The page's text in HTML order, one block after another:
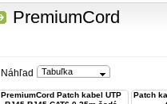
PremiumCord
Náhľad Tabuľka
PremiumCord Patch kabel UTP
Patch